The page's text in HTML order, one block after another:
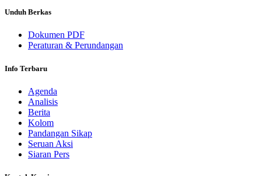
Unduh Berkas
Dokumen PDF
Peraturan & Perundangan
Info Terbaru
Agenda
Analisis
Berita
Kolom
Pandangan Sikap
Seruan Aksi
Siaran Pers